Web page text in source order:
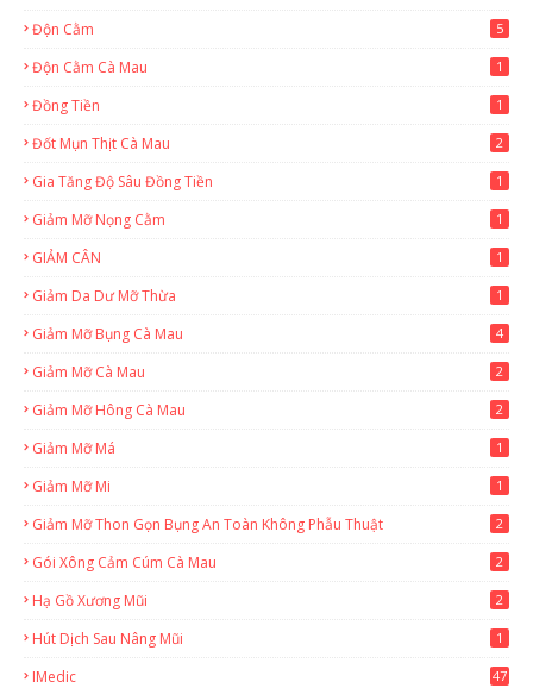
Độn Cằm
5
Độn Cằm Cà Mau 1
Đồng Tiền 1
Đốt Mụn Thịt Cà Mau 2
Gia Tăng Độ Sâu Đồng Tiền 1
Giảm Mỡ Nọng Cằm 1
GIẢM CÂN 1
Giảm Da Dư Mỡ Thừa 1
Giảm Mỡ Bụng Cà Mau 4
Giảm Mỡ Cà Mau 2
Giảm Mỡ Hông Cà Mau 2
Giảm Mỡ Má 1
Giảm Mỡ Mi 1
Giảm Mỡ Thon Gọn Bụng An Toàn Không Phẫu Thuật 2
Gói Xông Cảm Cúm Cà Mau 2
Hạ Gồ Xương Mũi 2
Hút Dịch Sau Nâng Mũi 1
IMedic 47